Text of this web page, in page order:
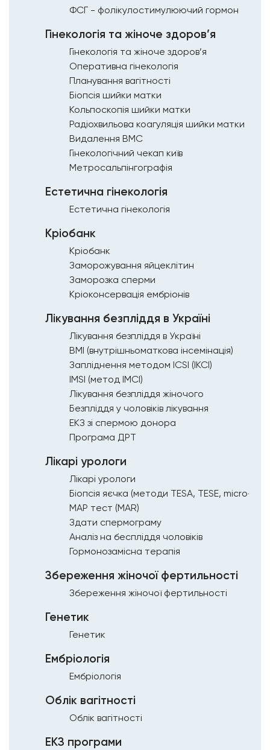
ФСГ - фолікулостимулюючий гормон
Гінекологія та жіноче здоров’я
Гінекологія та жіноче здоров’я
Оперативна гінекологія
Планування вагітності
Біопсія шийки матки
Кольпоскопія шийки матки
Радіохвильова коагуляція шийки матки
Видалення ВМС
Гінекологічний чекап київ
Метросальпінгографія
Естетична гінекологія
Естетична гінекологія
Кріобанк
Кріобанк
Заморожування яйцеклітин
Заморозка сперми
Кріоконсервація ембріонів
Лікування безпліддя в Україні
Лікування безпліддя в Україні
ВМІ (внутрішньоматкова інсемінація)
Запліднення методом ICSI (ІКСІ)
IMSI (метод ІМСІ)
Лікування безпліддя жіночого
Безпліддя у чоловіків лікування
ЕКЗ зі спермою донора
Програма ДРТ
Лікарі урологи
Лікарі урологи
Біопсія яєчка (методи ТЕSА, TESE, micro-
МАР тест (MAR)
Здати спермограму
Аналіз на беспліддя чоловіків
Гормонозамісна терапія
Збереження жіночої фертильності
Збереження жіночої фертильності
Генетик
Генетик
Ембріологія
Ембріологія
Облік вагітності
Облік вагітності
ЕКЗ програми